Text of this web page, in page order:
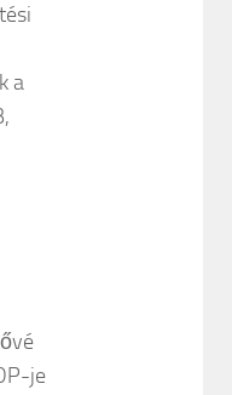
a
je